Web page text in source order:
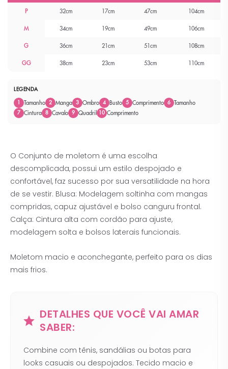
P 32cm 17cm 47cm 104cm
M 34cm 19cm 49cm 106cm
G 36cm 21cm 51cm 108cm
GG 38cm 23cm 53cm 110cm
LEGENDA
1
Tamanho 2 Manga 3 Ombro 4 Busto 5 Comprimento 6 Tamanho
7 Cintura 8 Cavalo 9 Quadril 10 Comprimento
O Conjunto de moletom é uma escolha
descomplicada, possui um estilo despojado e
confortável, faz sucesso por sua versatilidade na hora
de se vestir. Blusa: Modelagem soltinha com mangas
compridas, capuz ajustável e bolso canguru frontal.
Calça: Cintura alta com cordão para ajuste,
modelagem solta e bolsos laterais funcionais.
Moletom macio e aconchegante, perfeito para os dias
mais frios.
DETALHES QUE VOCÊ VAI AMAR
SABER:
Combine com tênis, sandálias ou botas para
looks casuais ou despojados. Tecido macio e